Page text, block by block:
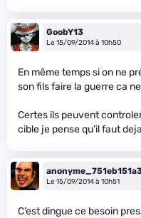
GoobY13
Le 15/09/2014 à 10h50
En même temps si on ne
son fils faire la guerre ca
Certes ils peuvent
cible je pense qu’il faut
Le 15/09/2014 à 10h51
C’est dingue ce besoin